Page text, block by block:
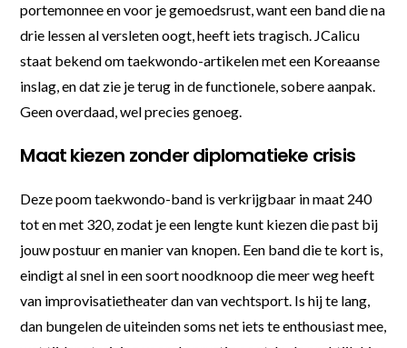
portemonnee en voor je gemoedsrust, want een band die na
drie lessen al versleten oogt, heeft iets tragisch. JCalicu
staat bekend om taekwondo-artikelen met een Koreaanse
inslag, en dat zie je terug in de functionele, sobere aanpak.
Geen overdaad, wel precies genoeg.
Maat kiezen zonder diplomatieke crisis
Deze poom taekwondo-band is verkrijgbaar in maat 240
tot en met 320, zodat je een lengte kunt kiezen die past bij
jouw postuur en manier van knopen. Een band die te kort is,
eindigt al snel in een soort noodknoop die meer weg heeft
van improvisatietheater dan van vechtsport. Is hij te lang,
dan bungelen de uiteinden soms net iets te enthousiast mee,